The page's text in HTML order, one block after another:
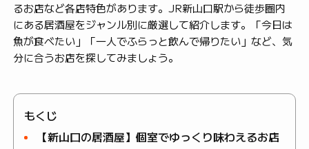
るお店など各店特色があります。JR新山口駅から徒歩圏内
にある居酒屋をジャンル別に厳選して紹介します。「今日は
魚が食べたい」「一人でふらっと飲んで帰りたい」など、気
分に合うお店を探してみましょう。
もくじ
【新山口の居酒屋】個室でゆっくり味わえるお店